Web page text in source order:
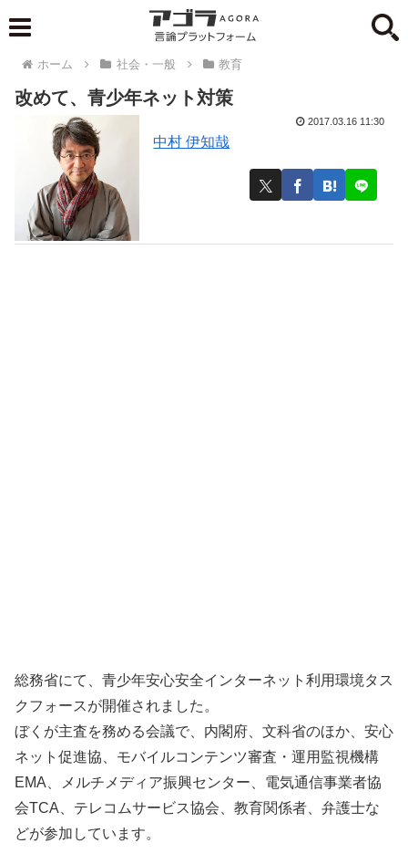
ホーム 社会・一般 教育
改めて、青少年ネット対策
中村 伊知哉
2017.03.16 11:30
総務省にて、青少年安心安全インターネット利用環境タス
クフォースが開催されました。
ぼくが主査を務める会議で、内閣府、文科省のほか、安心
ネット促進協、モバイルコンテンツ審査・運用監視機構
EMA、メルチメディア振興センター、電気通信事業者協
会TCA、テレコムサービス協会、教育関係者、弁護士な
どが参加しています。